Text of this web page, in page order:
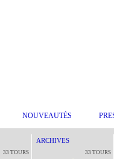
NOUVEAUTÉS
33 TOURS
ARCHIVES
33 TOURS